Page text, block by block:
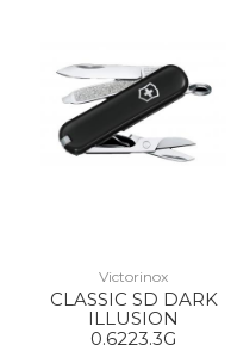
Victorinox
CLASSIC SD DARK
ILLUSION
0.6223.3G